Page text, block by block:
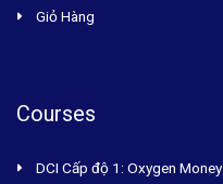
Giỏ Hàng
Courses
DCI Cấp độ 1: Oxygen Money